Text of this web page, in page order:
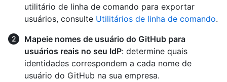
utilitário de linha de comando para exportar
usuários, consulte Utilitários de linha de comando.
Mapeie nomes de usuário do GitHub para
usuários reais no seu IdP: determine quais
identidades correspondem a cada nome de
usuário do GitHub na sua empresa.